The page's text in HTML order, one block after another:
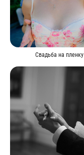
Свадьба на пленку